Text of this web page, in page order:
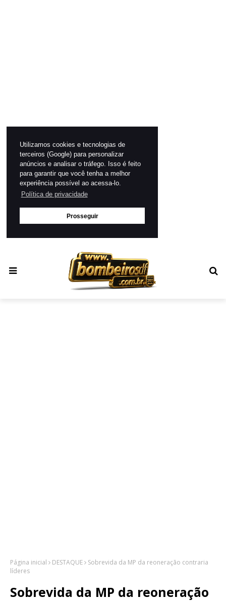
Utilizamos cookies e tecnologias de
terceiros (Google) para personalizar
anúncios e analisar o tráfego. Isso é feito
para garantir que você tenha a melhor
experiência possível ao acessa-lo.
Política de privacidade
Prosseguir
Página inicial DESTAQUE
Sobrevida da MP da reoneração contraria
líderes
Sobrevida da MP da reoneração